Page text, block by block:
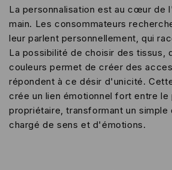
La personnalisation est au cœur de
main. Les consommateurs
leur parlent personnellement, qui
La possibilité de choisir des tissus,
couleurs permet de créer des
répondent à ce désir d'unicité.
crée un lien émotionnel fort entre le
propriétaire, transformant un simple
chargé de sens et d'émotions.